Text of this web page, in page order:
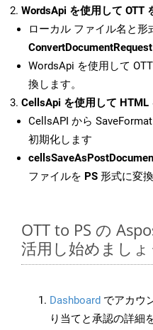
WordsApi を使用して OTT
ローカル ファイル名と形
ConvertDocumentRequest
WordsApi を使用して
換します。
CellsApi を使用して HTML
CellsAPI から
初期化します
ファイルを PS 形式に変
OTT to PS の
活用し始めましょ
Dashboard でアカウ
り当てと承認の詳細